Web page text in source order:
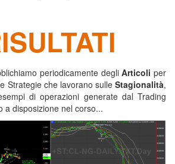
periodicamente degliArticoli per
Strategie che lavorano sulle Stagionalità,
di operazioni generate dal Trading
a disposizione nel corso...